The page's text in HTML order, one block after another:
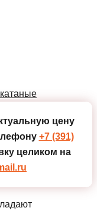
цену
+7 (391)
целиком на